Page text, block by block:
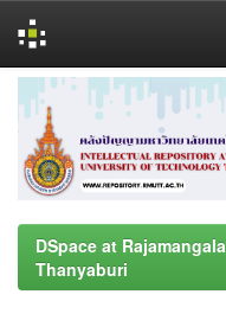
navigation
DSpace at
Thanyaburi